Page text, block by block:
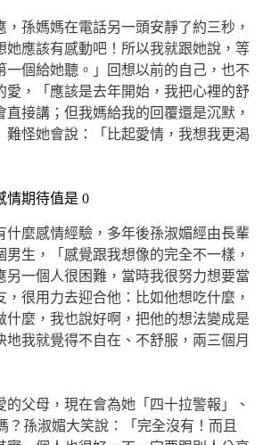
，孫媽媽在電話另一頭安靜了約三秒，
她應該有感動吧！所以我就跟她說，等
一個給她聽。」回想以前的自己，也不
愛，「應該是去年開始，我把心裡的舒
直接講；但我媽給我的回覆還是沉默，
難怪她會說：「比起愛情，我想我更渴
期待值是 0
什麼感情經驗，多年後孫淑媚經由長輩
男生，「感覺跟我想像的完全不一樣，
另一個人很困難，當時我很努力想要當
，很用力去迎合他：比如他想吃什麼，
什麼，我也說好啊，把他的想法變成是
我就覺得不自在、不舒服，兩三個月
的父母，現在會為她「四十拉警報」、
？孫淑媚大笑說：「完全沒有！而且